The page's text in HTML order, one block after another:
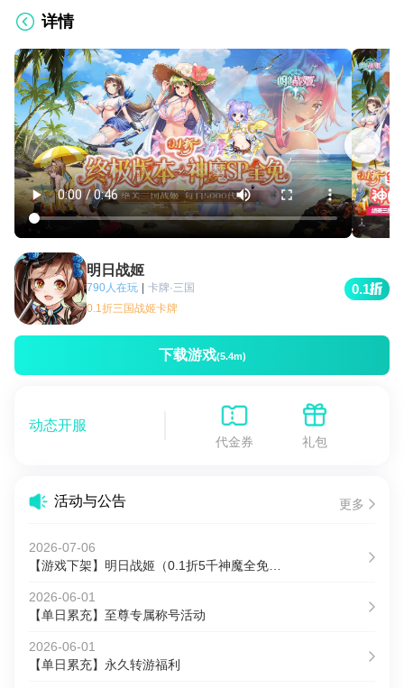
详情
明日战姬
790人在玩 | 卡牌·三国
0.1折三国战姬卡牌
0.1
下载游戏(5.4m)
动态开服
代金券 礼包
活动与公告 更多
2026-07-06
2026-06-01
【单日累充】至尊专属称号活动
2026-06-01
【单日累充】永久转游福利